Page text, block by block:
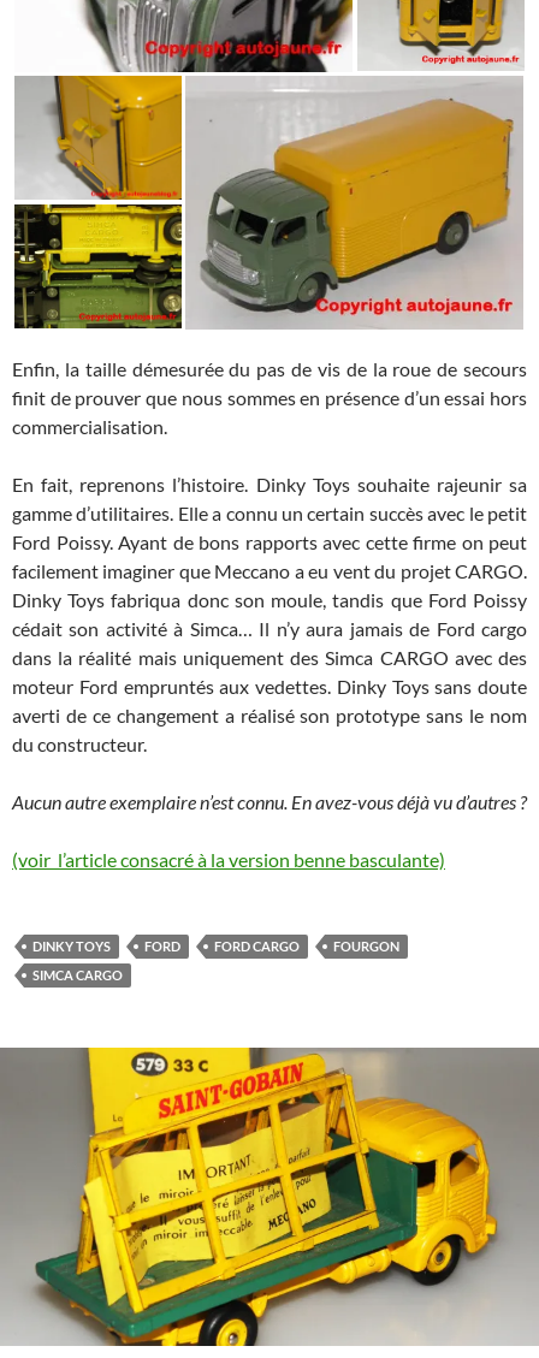
Enfin, la taille démesurée du pas de vis de la roue de secours
finit de prouver que nous sommes en présence d’un essai hors
commercialisation.
En fait, reprenons l’histoire. Dinky Toys souhaite rajeunir sa
gamme d’utilitaires. Elle a connu un certain succès avec le petit
Ford Poissy. Ayant de bons rapports avec cette firme on peut
facilement imaginer que Meccano a eu vent du projet CARGO.
Dinky Toys fabriqua donc son moule, tandis que Ford Poissy
cédait son activité à Simca… Il n’y aura jamais de Ford cargo
dans la réalité mais uniquement des Simca CARGO avec des
moteur Ford empruntés aux vedettes. Dinky Toys sans doute
averti de ce changement a réalisé son prototype sans le nom
du constructeur.
Aucun autre exemplaire n’est connu. En avez-vous déjà vu d’autres ?
(voir l’article consacré à la version benne basculante)
DINKY TOYS FORD FORD CARGO
FOURGON
SIMCA CARGO